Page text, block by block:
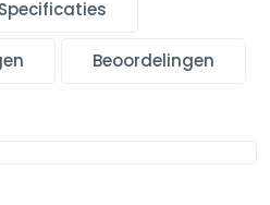
Specificaties
Beoordelingen